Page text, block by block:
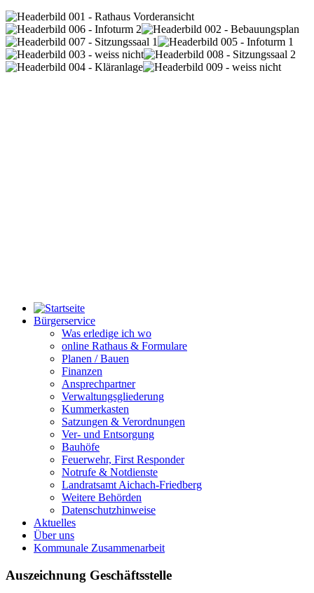
Bürgerservice
Was erledige ich wo
online Rathaus & Formulare
Planen / Bauen
Finanzen
Ansprechpartner
Verwaltungsgliederung
Kummerkasten
Satzungen & Verordnungen
Ver- und Entsorgung
Bauhöfe
Feuerwehr, First Responder
Notrufe & Notdienste
Landratsamt Aichach-Friedberg
Weitere Behörden
Datenschutzhinweise
Aktuelles
Über uns
Kommunale Zusammenarbeit
Auszeichnung Geschäftsstelle